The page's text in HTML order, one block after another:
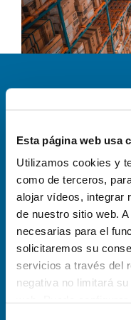
Esta página web usa
Utilizamos cookies y
como de terceros,
alojar vídeos, integrar
de nuestro sitio web.
necesarias para el
solicitaremos su
servicios a través del
negativa no limitará
TÉCNICAS
Limpieza|
Adm.Públicas|
Universidades|
|Industrias|
¿ESTUDIAMOS TU
Queremos ser tu